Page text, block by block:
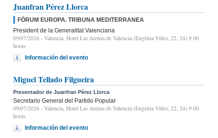
Juanfran Pérez Llorca
FÓRUM EUROPA. TRIBUNA MEDITERRANEA
President de la Generalitat Valenciana
09/07/2026 - Valencia, Hotel Las Arenas de Valencia (Eugènia Viñes, 22, 24) 9.00
horas
Información del evento
Miguel Tellado Filgueira
Presentador de Juanfran Pérez Llorca
Secretario General del Partido Popular
09/07/2026 - Valencia, Hotel Las Arenas de Valencia (Eugènia Viñes, 22, 24) 9.00
horas
Información del evento